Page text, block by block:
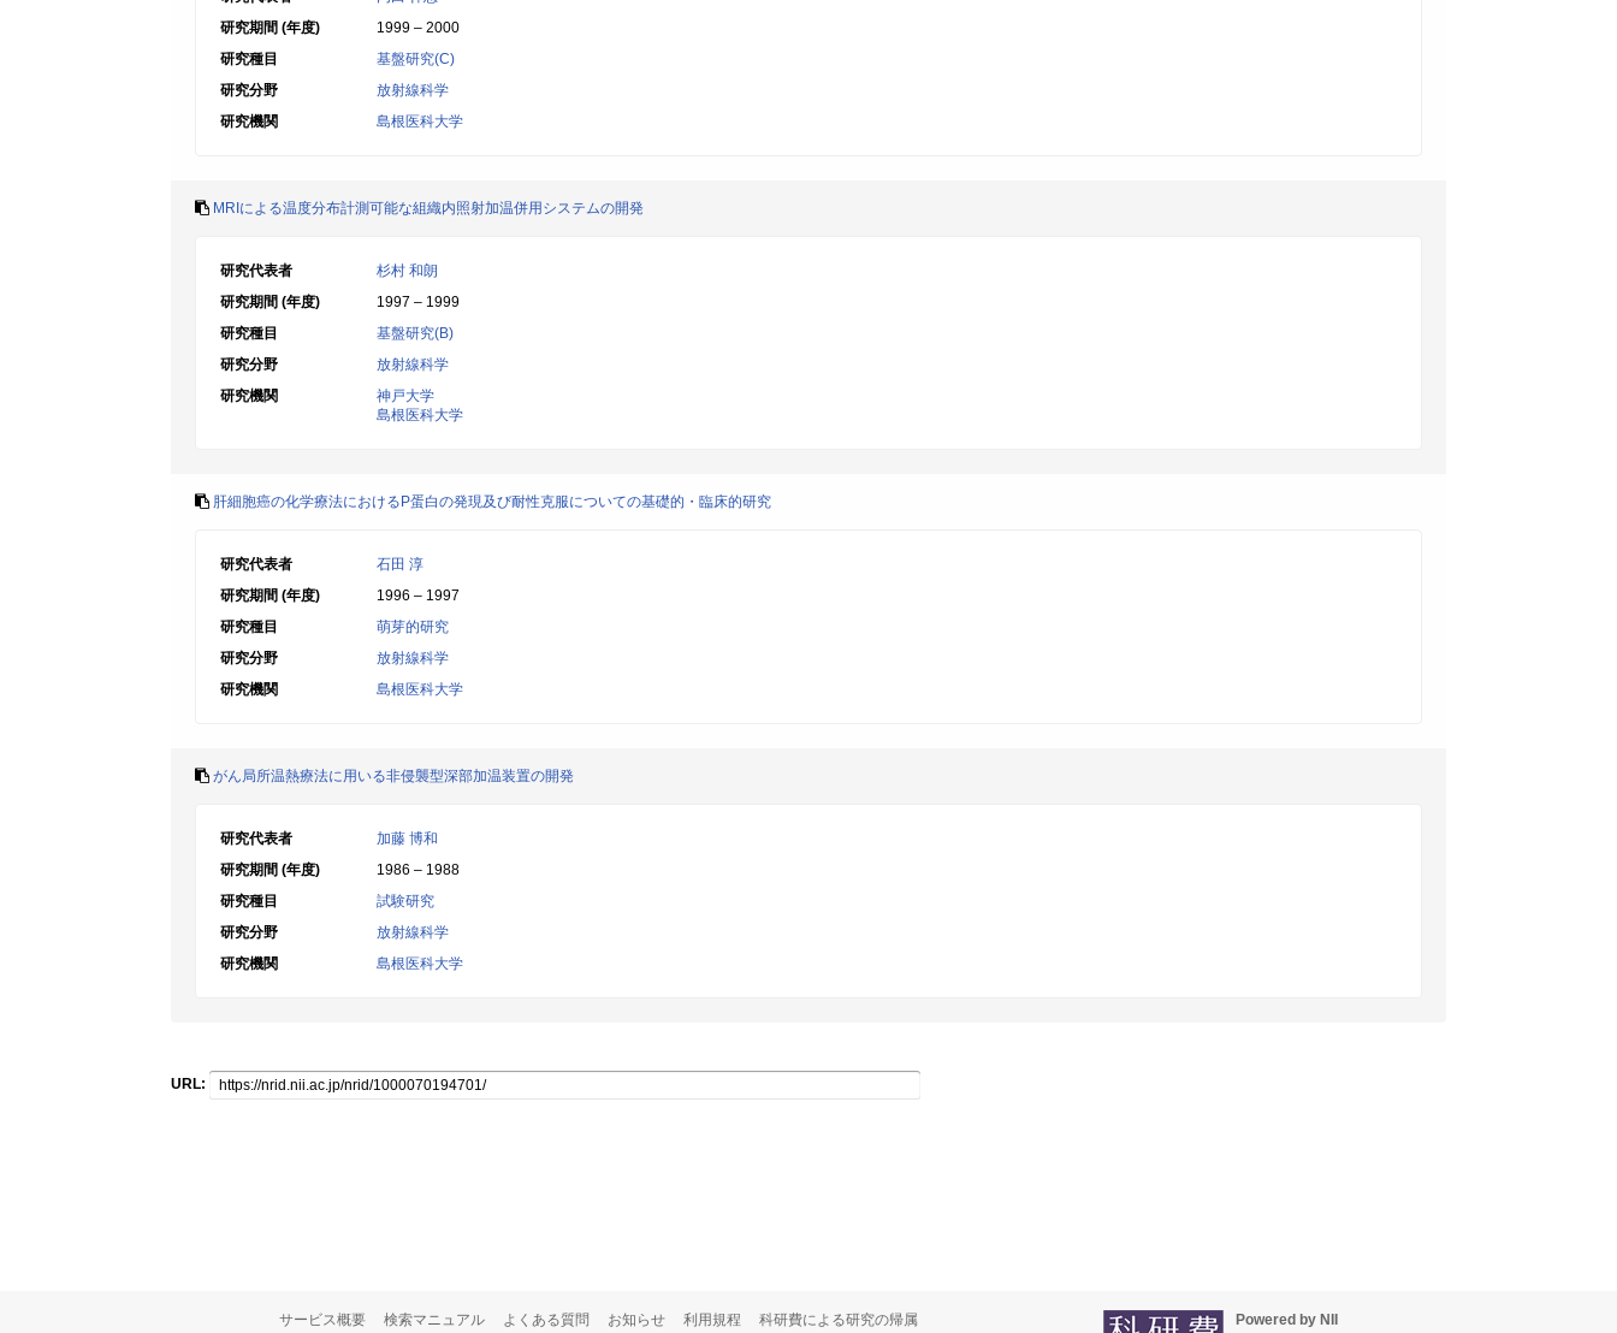
研究期間 (年度)
1999 – 2000
研究種目
基盤研究(C)
研究分野
放射線科学
研究機関
島根医科大学
MRIによる温度分布計測可能な組織内照射加温併用システムの開発
研究代表者
杉村 和朗
研究期間 (年度)
1997 – 1999
研究種目
基盤研究(B)
研究分野
放射線科学
研究機関
神戸大学
島根医科大学
肝細胞癌の化学療法におけるP蛋白の発現及び耐性克服についての基礎的・臨床的研究
研究代表者
石田 淳
研究期間 (年度)
1996 – 1997
研究種目
萌芽的研究
研究分野
放射線科学
研究機関
島根医科大学
がん局所温熱療法に用いる非侵襲型深部加温装置の開発
研究代表者
加藤 博和
研究期間 (年度)
1986 – 1988
研究種目
試験研究
研究分野
放射線科学
研究機関
島根医科大学
URL:
サービス概要 検索マニュアル よくある質問 お知らせ 利用規程 科研費による研究の帰属 Powered by NII